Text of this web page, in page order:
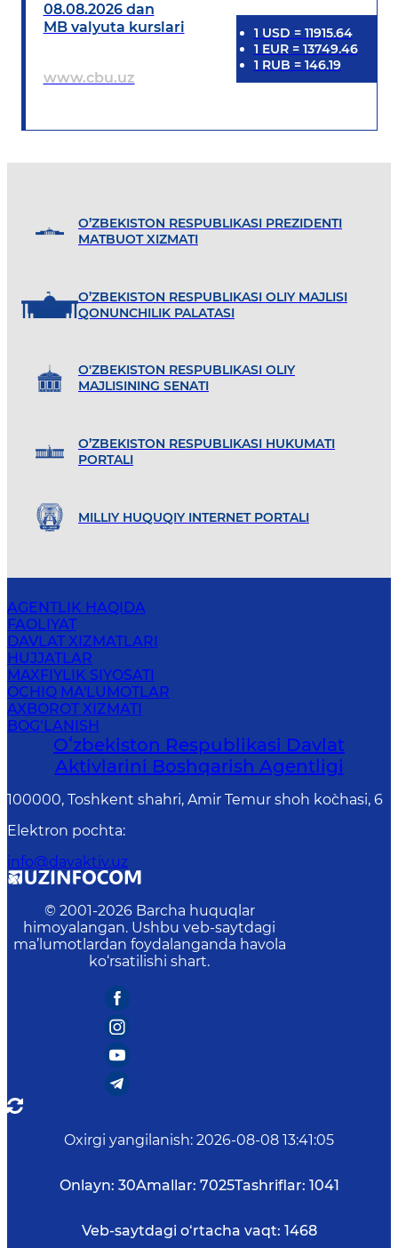
08.08.2026 dan
MB valyuta kurslari
www.cbu.uz
1 USD = 11915.64
1 EUR= 13749.46
1 RUB = 146.19
O’ZBEKISTON RESPUBLIKASI PREZIDENTI
MATBUOT XIZMATI
O’ZBEKISTON RESPUBLIKASI OLIY MAJLISI
QONUNCHILIK PALATASI
O'ZBEKISTON RESPUBLIKASI OLIY
MAJLISINING SENATI
O’ZBEKISTON RESPUBLIKASI HUKUMATI
PORTALI
MILLIY HUQUQIY INTERNET PORTALI
AGENTLIK HAQIDA
FAOLIYAT
DAVLAT XIZMATLARI
HUJJATLAR
MAXFIYLIK SIYOSATI
OCHIQ MA'LUMOTLAR
AXBOROT XIZMATI
BOG‘LANISH
Oʻzbekiston Respublikasi Davlat
Aktivlarini Boshqarish Agentligi
100000, Toshkent shahri, Amir Temur shoh ko`chasi, 6
Elektron pochta:
info@davaktiv.uz
© 2001-2026 Barcha huquqlar
himoyalangan. Ushbu veb-saytdagi
ma’lumotlardan foydalanganda havola
ko‘rsatilishi shart.
Oxirgi yangilanish: 2026-08-08 13:41:05
Onlayn: 30Amallar: 7025Tashriflar: 1041
Veb-saytdagi o‘rtacha vaqt: 1468